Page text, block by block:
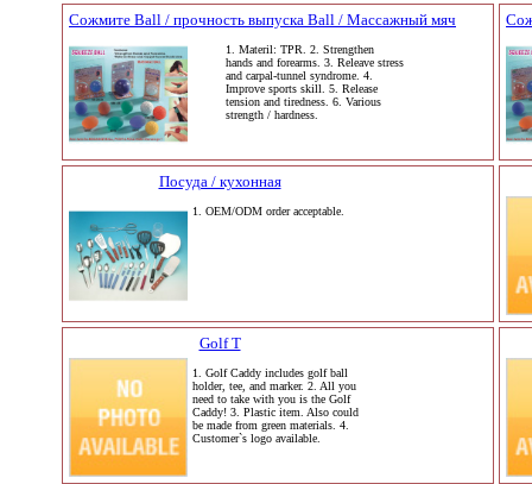
Сожмите Ball / прочность выпуска Ball / Массажный мяч
1. Materil: TPR. 2. Strengthen
hands and forearms. 3. Releave stress
and carpal-tunnel syndrome. 4.
Improve sports skill. 5. Release
tension and tiredness. 6. Various
strength / hardness.
Посуда / кухонная
1. OEM/ODM order acceptable.
Golf T
1. Golf Caddy includes golf ball
holder, tee, and marker. 2. All you
need to take with you is the Golf
Caddy! 3. Plastic item. Also could
be made from green materials. 4.
Customer`s logo available.